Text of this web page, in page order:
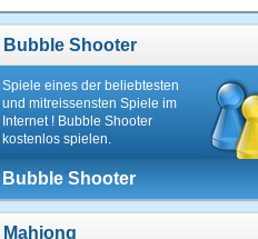
Bubble Shooter
Spiele eines der beliebtesten
und mitreissensten Spiele im
Internet ! Bubble Shooter
kostenlos spielen.
Bubble Shooter
Mahjong